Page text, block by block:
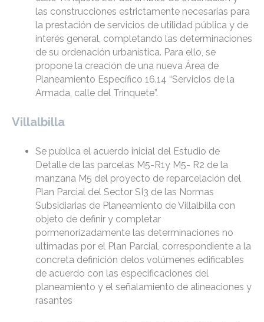
las construcciones estrictamente necesarias para
la prestación de servicios de utilidad pública y de
interés general, completando las determinaciones
de su ordenación urbanística. Para ello, se
propone la creación de una nueva Área de
Planeamiento Específico 16.14 “Servicios de la
Armada, calle del Trinquete”.
Villalbilla
Se publica el acuerdo inicial del Estudio de
Detalle de las parcelas M5-R1y M5- R2 de la
manzana M5 del proyecto de reparcelación del
Plan Parcial del Sector SI3 de las Normas
Subsidiarias de Planeamiento de Villalbilla con
objeto de definir y completar
pormenorizadamente las determinaciones no
ultimadas por el Plan Parcial, correspondiente a la
concreta definición delos volúmenes edificables
de acuerdo con las especificaciones del
planeamiento y el señalamiento de alineaciones y
rasantes